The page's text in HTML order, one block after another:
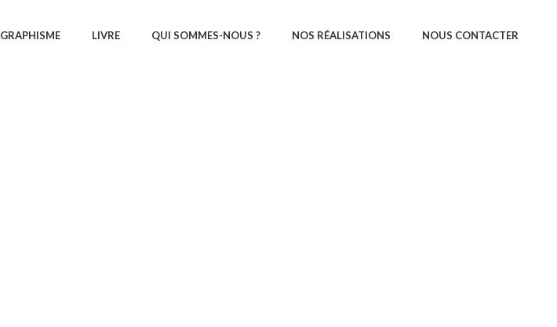
GRAPHISME LIVRE QUI SOMMES-NOUS ? NOS RÉALISATIONS NOUS CONTACTER